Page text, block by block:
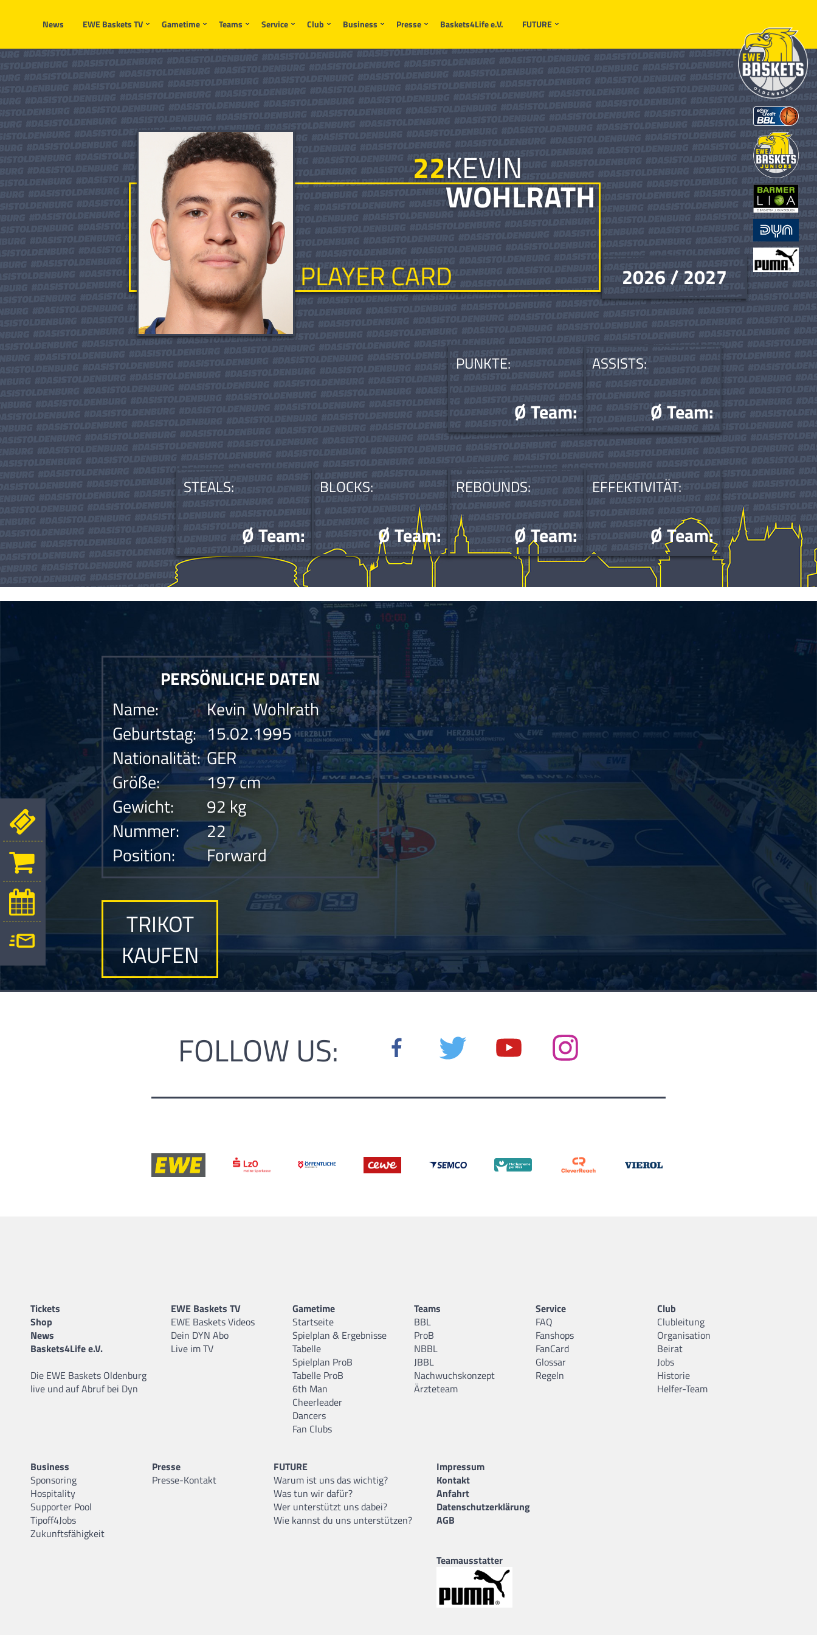
News EWE Baskets TV Gametime Teams Service Club Business Presse Baskets4Life e.V. FUTURE
22KEVIN
WOHLRATH
PLAYER CARD 2026 / 2027
PUNKTE:
Ø Team:
ASSISTS:
Ø Team:
STEALS:
Ø Team:
BLOCKS:
Ø Team:
REBOUNDS:
Ø Team:
EFFEKTIVITÄT:
Ø Team:
PERSÖNLICHE DATEN
Name:
Kevin Wohlrath
Geburtstag: 15.02.1995
Nationalität: GER
Größe:
197 cm
Gewicht:
92 kg
Nummer:
22
Position:
Forward
TRIKOT
KAUFEN
FOLLOW US:
Tickets
Shop
News
Baskets4Life e.V.
Die EWE Baskets Oldenburg
live und auf Abruf bei Dyn
EWE Baskets TV
EWE Baskets Videos
Dein DYN Abo
Live im TV
Gametime
Startseite
Spielplan & Ergebnisse
Tabelle
Spielplan ProB
Tabelle ProB
6th Man
Cheerleader
Dancers
Fan Clubs
Teams
BBL
ProB
NBBL
JBBL
Nachwuchskonzept
Ärzteteam
Service
FAQ
Fanshops
FanCard
Glossar
Regeln
Club
Clubleitung
Organisation
Beirat
Jobs
Historie
Helfer-Team
Business
Sponsoring
Hospitality
Supporter Pool
Tipoff4Jobs
Zukunftsfähigkeit
Presse
Presse-Kontakt
FUTURE
Warum ist uns das wichtig?
Was tun wir dafür?
Wer unterstützt uns dabei?
Wie kannst du uns unterstützen?
Impressum
Kontakt
Anfahrt
Datenschutzerklärung
AGB
Teamausstatter